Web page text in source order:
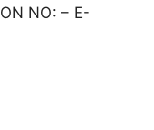
NO: – E-